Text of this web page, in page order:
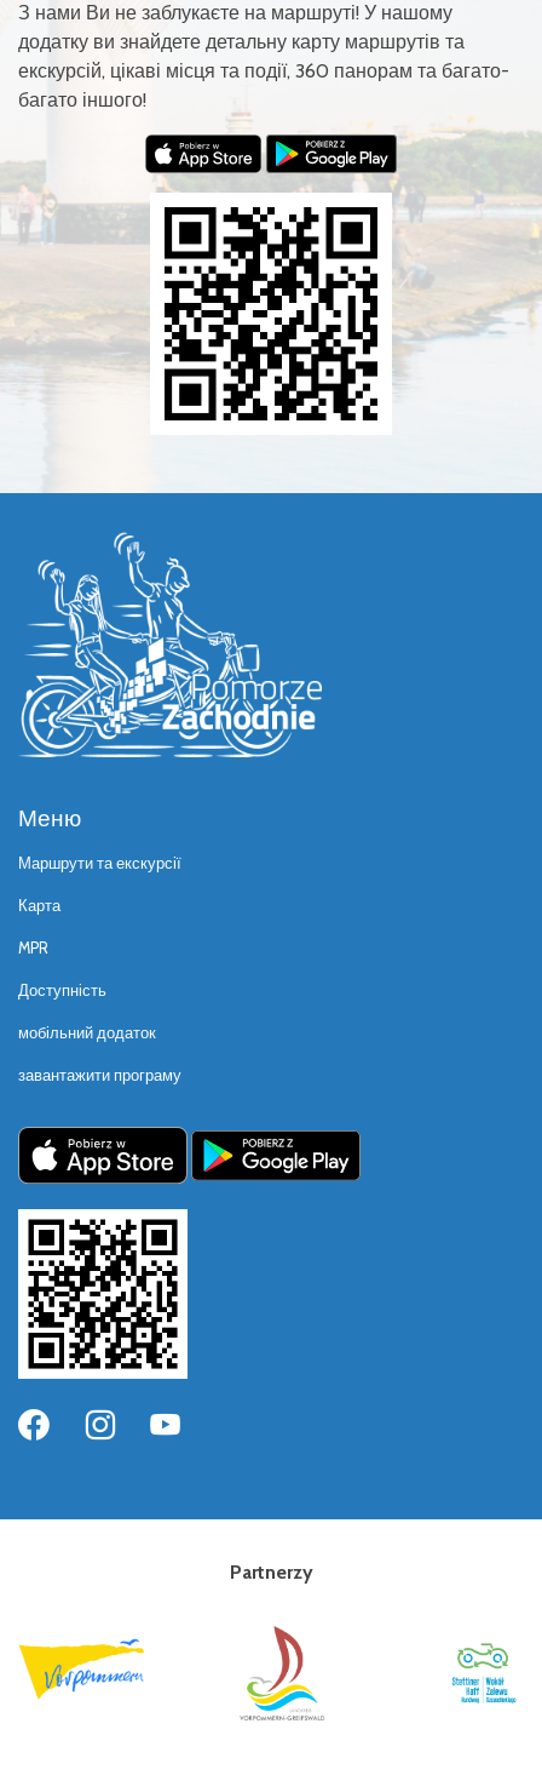
З нами Ви не заблукаєте на маршруті! У нашому
додатку ви знайдете детальну карту маршрутів та
екскурсій, цікаві місця та події, 360 панорам та багато-
багато іншого!
Меню
Маршрути та екскурсії
Карта
MPR
Доступність
мобільний додаток
завантажити програму
Partnerzy